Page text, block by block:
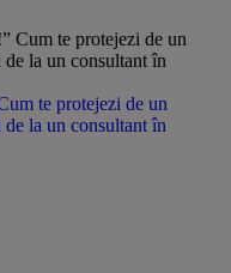
te protejezi de un
la un consultant în